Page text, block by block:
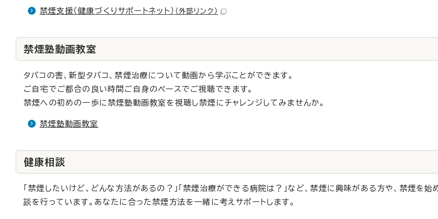
禁煙支援（健康づくりサポートネット） （外部リンク）
禁煙塾動画教室
タバコの害、新型タバコ、禁煙治療について動画から学ぶことができます。
ご自宅でご都合の良い時間ご自身のペースでご視聴できます。
禁煙への初めの一歩に禁煙塾動画教室を視聴し禁煙にチャレンジしてみませんか。
禁煙塾動画教室
健康相談
「禁煙したいけど、どんな方法があるの？」「禁煙治療ができる病院は？」など、禁煙に興味がある方や、禁煙を始
談を行っています。あなたに合った禁煙方法を一緒に考えサポートします。